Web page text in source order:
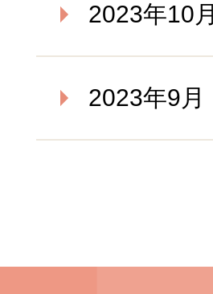
2023年10月
2023年9月